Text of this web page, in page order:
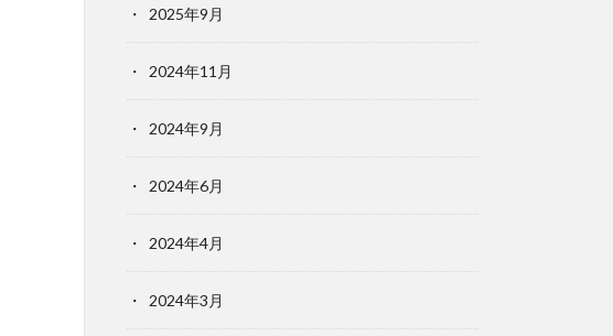
2025年9月
2024年11月
2024年9月
2024年6月
2024年4月
2024年3月